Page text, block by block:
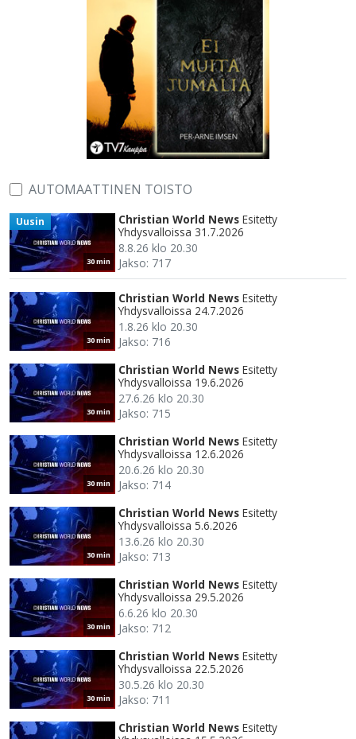
AUTOMAATTINEN TOISTO
30 min
Uusin Christian World News Esitetty
Yhdysvalloissa 31.7.2026
8.8.26 klo 20.30
Jakso: 717
30 min
Christian World News Esitetty
Yhdysvalloissa 24.7.2026
1.8.26 klo 20.30
Jakso: 716
30 min
Christian World News Esitetty
Yhdysvalloissa 19.6.2026
27.6.26 klo 20.30
Jakso: 715
30 min
Christian World News Esitetty
Yhdysvalloissa 12.6.2026
20.6.26 klo 20.30
Jakso: 714
30 min
Christian World News Esitetty
Yhdysvalloissa 5.6.2026
13.6.26 klo 20.30
Jakso: 713
30 min
Christian World News Esitetty
Yhdysvalloissa 29.5.2026
6.6.26 klo 20.30
Jakso: 712
30 min
Christian World News Esitetty
Yhdysvalloissa 22.5.2026
30.5.26 klo 20.30
Jakso: 711
Christian World News Esitetty